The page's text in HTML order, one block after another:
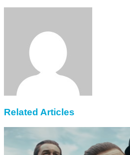
Related Articles